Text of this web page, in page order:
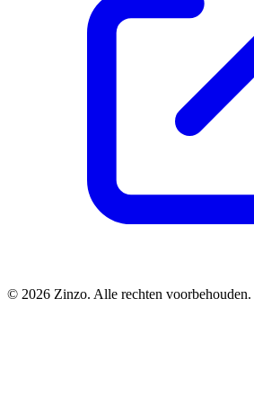
© 2026 Zinzo. Alle rechten voorbehouden.